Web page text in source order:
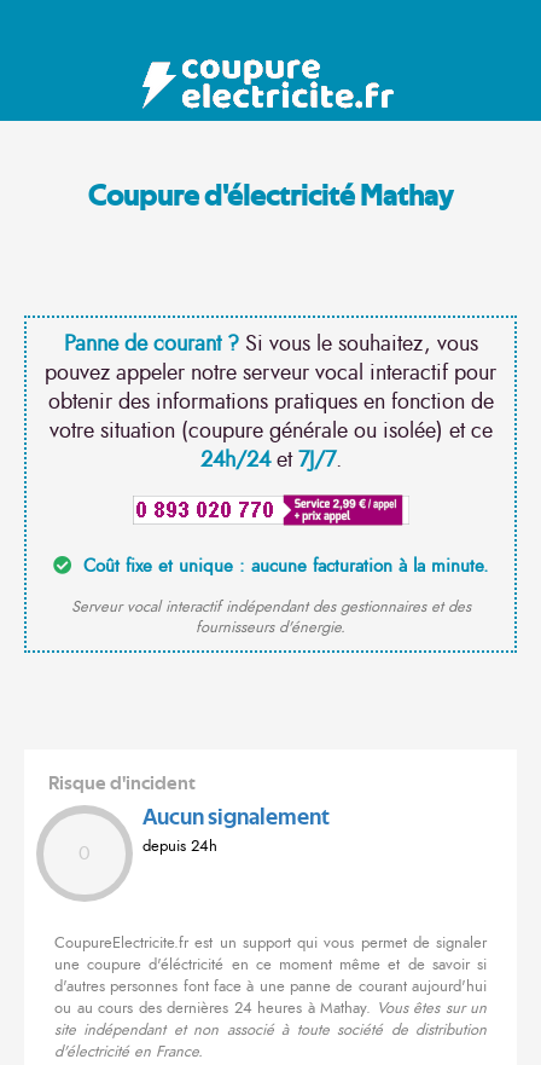
Coupure d'électricité Mathay
Panne de courant ?Si vous le souhaitez, vous
pouvez appeler notre serveur vocal interactif pour
obtenir des informations pratiques en fonction de
votre situation (coupure générale ou isolée) et ce
24h/24et7J/7.
Coût fixe et unique : aucune facturation à la minute.
Serveur vocal interactif indépendant des gestionnaires et des
fournisseurs d'énergie.
Risque d'incident
0
Aucun signalement
depuis 24h
CoupureElectricite.fr est un support qui vous permet de signaler
une coupure d'éléctricité en ce moment même et de savoir si
d'autres personnes font face à une panne de courant aujourd'hui
ou au cours des dernières 24 heures à Mathay. Vous êtes sur un
site indépendant et non associé à toute société de distribution
d'électricité en France.